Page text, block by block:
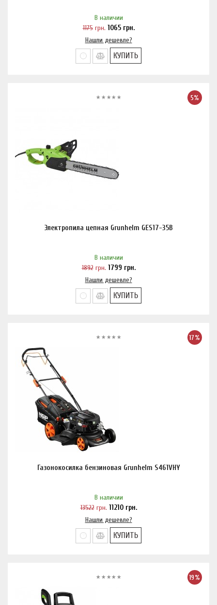
В наличии
1175грн. 1065грн.
Нашли дешевле?
КУПИТЬ
5%
Электропила цепная Grunhelm GES17-35B
В наличии
1892грн. 1799 грн.
Нашли дешевле?
КУПИТЬ
17%
Газонокосилка бензиновая Grunhelm S461VHY
В наличии
13522грн. 11210грн.
Нашли дешевле?
КУПИТЬ
19%